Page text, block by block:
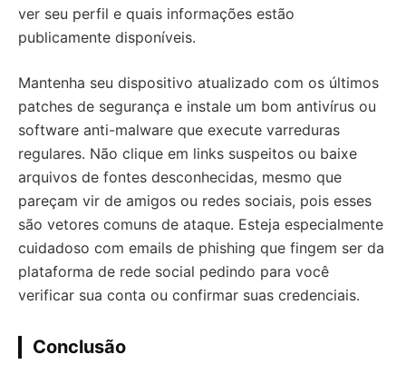
ver seu perfil e quais informações estão
publicamente disponíveis.
Mantenha seu dispositivo atualizado com os últimos
patches de segurança e instale um bom antivírus ou
software anti-malware que execute varreduras
regulares. Não clique em links suspeitos ou baixe
arquivos de fontes desconhecidas, mesmo que
pareçam vir de amigos ou redes sociais, pois esses
são vetores comuns de ataque. Esteja especialmente
cuidadoso com emails de phishing que fingem ser da
plataforma de rede social pedindo para você
verificar sua conta ou confirmar suas credenciais.
Conclusão